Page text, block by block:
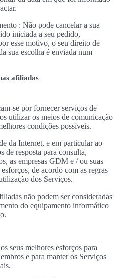
: Não pode cancelar a sua
iniciada a seu pedido,
esse motivo, o seu direito de
sua escolha é enviada num
afiliadas
se por fornecer serviços de
utilizar os meios de comunicação
condições possíveis.
da Internet, e em particular ao
de resposta para consulta,
as empresas GDM e / ou suas
de acordo com as regras
dos Serviços.
não podem ser consideradas
do equipamento informático
seus melhores esforços para
e para manter os Serviços